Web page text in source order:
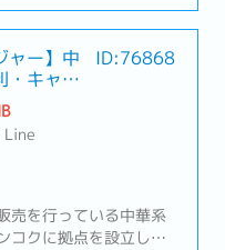
業です。営業スタイ
製造装置メーカー）の
す。【職務内容】メイ
部品①案件の実務管
件ごとの進捗管理お
および社内エスカレ
との調整業務・納
の取りまとめおよび
・仕入先との納期調
客対応サポート・顧客
、仕様確認・営業マネ
ャー】中
・キャリ
ID:76868
Line
売を行っている中華系
コクに拠点を設立し、